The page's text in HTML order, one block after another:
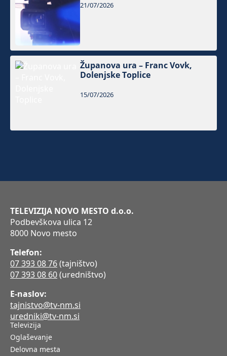
21/07/2026
Županova ura – Franc Vovk,
Dolenjske Toplice
15/07/2026
TELEVIZIJA NOVO MESTO d.o.o.
Podbevškova ulica 12
8000 Novo mesto
Telefon:
07 393 08 76(tajništvo)
07 393 08 60(uredništvo)
E-naslov:
tajnistvo@tv-nm.si
uredniki@tv-nm.si
Televizija
Oglaševanje
Delovna mesta